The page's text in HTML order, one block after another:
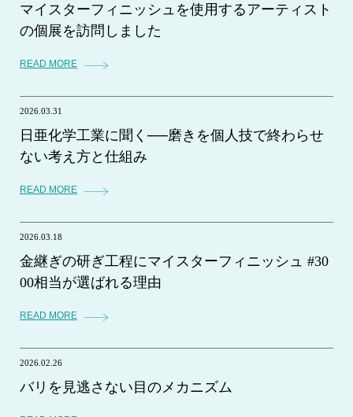
マイスターフィニッシュを使用するアーティスト
の個展を訪問しました
READ MORE
2026.03.31
日亜化学工業に聞く──磨きを個人技で終わらせ
ない考え方と仕組み
READ MORE
2026.03.18
金継ぎの研ぎ工程にマイスターフィニッシュ #30
00相当が選ばれる理由
READ MORE
2026.02.26
バリを見逃さない目のメカニズム